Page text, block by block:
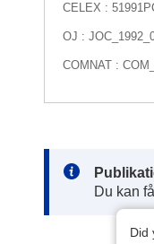
CELEX :
OJ :
COMNAT :
Note:
Du kan
Did